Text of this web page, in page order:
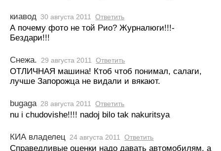
киавод 30 августа 2011 Ответить
А почему фото не той Рио? Журналюги!!!-
Бездари!!!
Снежа. 29 августа 2011 Ответить
ОТЛИЧНАЯ машина! Ктоб чтоб понимал, салаги,
лучше Запорожца не видали и вякают.
bugaga 28 августа 2011 Ответить
nu i chudovishe!!!! nadoj bilo tak nakuritsya
КИА владелец 24 августа 2011 Ответить
Справедливые оценки надо давать автомобилям, а